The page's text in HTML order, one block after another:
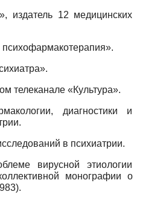
издатель 12 медицинских
телеканале «Культура».
диагностики и
в психиатрии.
вирусной этиологии
монографии о